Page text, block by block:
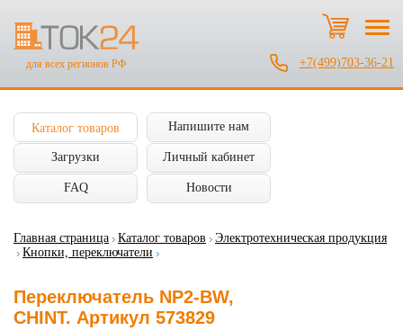
для всех регионов РФ +7(499)703-36-21
Каталог товаров Напишите нам
Загрузки Личный кабинет
FAQ Новости
Главная страница Каталог товаров
Электротехническая продукция
Кнопки, переключатели
Переключатель NP2-BW,
CHINT. Артикул 573829